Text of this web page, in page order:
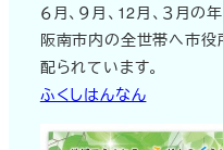
６月、９月、12月、３月の
阪南市内の全世帯へ市役
配られています。
ふくしはんなん